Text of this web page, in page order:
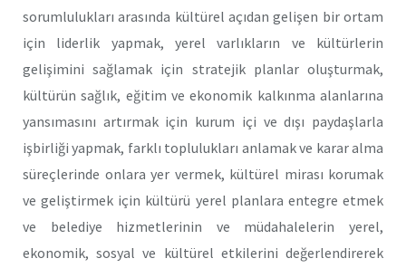
sorumlulukları arasında kültürel açıdan gelişen bir ortam
için liderlik yapmak, yerel varlıkların ve kültürlerin
gelişimini sağlamak için stratejik planlar oluşturmak,
kültürün sağlık, eğitim ve ekonomik kalkınma alanlarına
yansımasını artırmak için kurum içi ve dışı paydaşlarla
işbirliği yapmak, farklı toplulukları anlamak ve karar alma
süreçlerinde onlara yer vermek, kültürel mirası korumak
ve geliştirmek için kültürü yerel planlara entegre etmek
ve belediye hizmetlerinin ve müdahalelerin yerel,
ekonomik, sosyal ve kültürel etkilerini değerlendirerek